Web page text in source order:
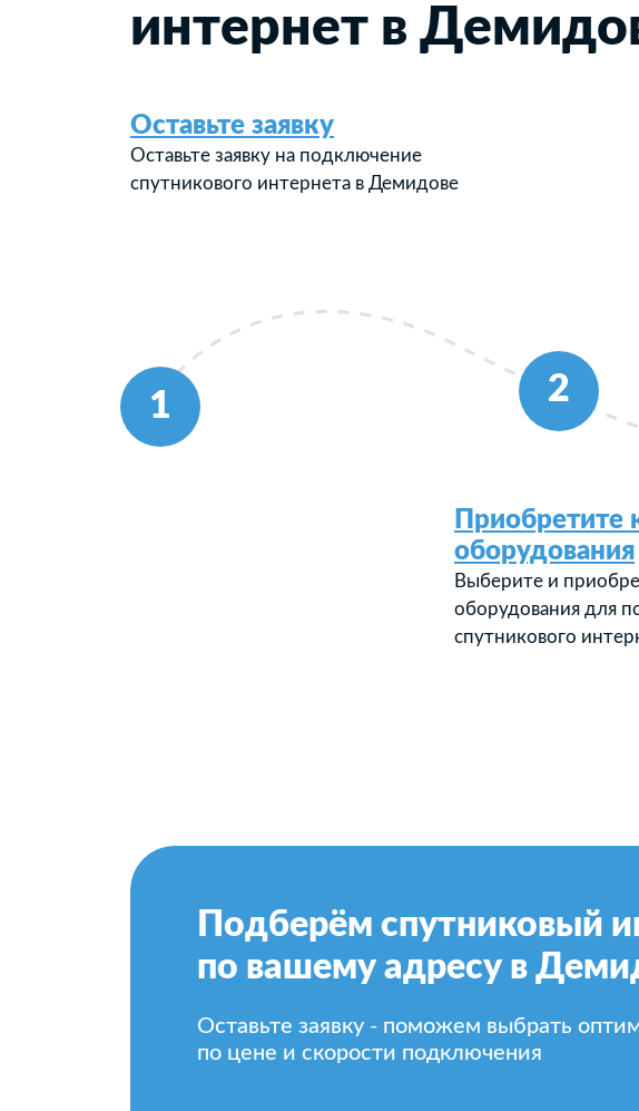
интернет в
1
2
Оставьте заявку
Оставьте заявку на подключение
спутникового интернета в Демидове
Приобретите
оборудования
Выберите и
оборудования для
спутникового
Подберём спутниковый
по вашему адресу в
Оставьте заявку - поможем выбрать
по цене и скорости подключения